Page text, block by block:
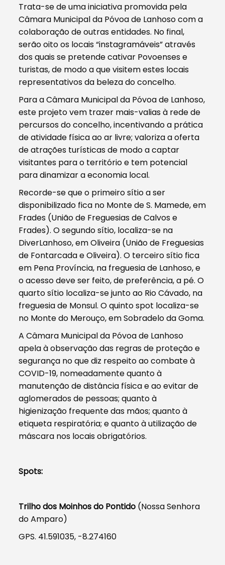
Trata-se de uma iniciativa promovida pela
Câmara Municipal da Póvoa de Lanhoso com a
colaboração de outras entidades. No final,
serão oito os locais “instagramáveis” através
dos quais se pretende cativar Povoenses e
turistas, de modo a que visitem estes locais
representativos da beleza do concelho.
Para a Câmara Municipal da Póvoa de Lanhoso,
este projeto vem trazer mais-valias à rede de
percursos do concelho, incentivando a prática
de atividade física ao ar livre; valoriza a oferta
de atrações turísticas de modo a captar
visitantes para o território e tem potencial
para dinamizar a economia local.
Recorde-se que o primeiro sítio a ser
disponibilizado fica no Monte de S. Mamede, em
Frades (União de Freguesias de Calvos e
Frades). O segundo sítio, localiza-se na
DiverLanhoso, em Oliveira (União de Freguesias
de Fontarcada e Oliveira). O terceiro sítio fica
em Pena Província, na freguesia de Lanhoso, e
o acesso deve ser feito, de preferência, a pé. O
quarto sítio localiza-se junto ao Rio Cávado, na
freguesia de Monsul. O quinto spot localiza-se
no Monte do Merouço, em Sobradelo da Goma.
A Câmara Municipal da Póvoa de Lanhoso
apela à observação das regras de proteção e
segurança no que diz respeito ao combate à
COVID-19, nomeadamente quanto à
manutenção de distância física e ao evitar de
aglomerados de pessoas; quanto à
higienização frequente das mãos; quanto à
etiqueta respiratória; e quanto à utilização de
máscara nos locais obrigatórios.
Spots:
Trilho dos Moinhos do Pontido (Nossa Senhora
do Amparo)
GPS. 41.591035, -8.274160